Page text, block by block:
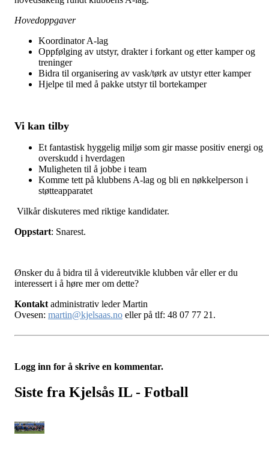
Hovedoppgaver
Koordinator A-lag
Oppfølging av utstyr, drakter i forkant og etter kamper og
treninger
Bidra til organisering av vask/tørk av utstyr etter kamper
Hjelpe til med å pakke utstyr til bortekamper
Vi kan tilby
Et fantastisk hyggelig miljø som gir masse positiv energi og
overskudd i hverdagen
Muligheten til å jobbe i team
Komme tett på klubbens A-lag og bli en nøkkelperson i
støtteapparatet
Vilkår diskuteres med riktige kandidater.
Oppstart: Snarest.
Ønsker du å bidra til å videreutvikle klubben vår eller er du
interessert i å høre mer om dette?
Kontakt administrativ leder Martin
Ovesen: martin@kjelsaas.no eller på tlf: 48 07 77 21.
Logg inn for å skrive en kommentar.
Siste fra Kjelsås IL - Fotball